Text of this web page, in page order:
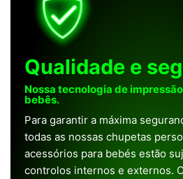
Qualidade e
Nossa tecnologia de
bebês.
Para garantir a máxima
todas as nossas chupetas
acessórios para bebés estão
controlos internos e externos.